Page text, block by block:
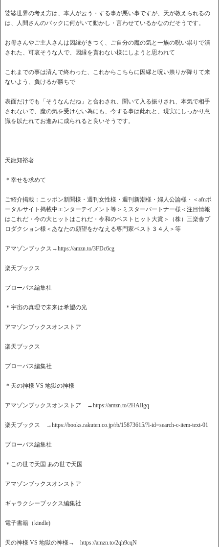
娑婆世界の考え方は、本人が云う・する事が悪い事ですが、天が教えられるの
は、人間さんのバックに何がいて動かし・言わせているかなのだそうです。
お母さんやご主人さんは因縁がきつく、ご自分の魔の気と一族の呪い祟りで潰
された、可哀そうな人で、因縁を貰わない様にしようと思われて
これまでの事は済んで終わった、これからこちらに因縁と呪い祟りが降りて来
ないよう、負けるが勝ちで
表面だけでも「そうなんだね」と合わされ、聞いて入る振りされ、本気で相手
されないで、魔の気を受けない為にも、今する事は此れと、現実にしっかり意
識を以たれてお進みに成られると良いそうです。
天龍知裕著
＊幸せを求めて
ご紹介掲載：ニッポン新聞様・週刊女性様・週刊新潮様・婦人公論様・＜afnポ
ータルサイト掲載中エンターテイメント等＞ミスターパートナー様＜注目情報
はこれだ・今の大ヒットはこれだ・令和のベストヒット大賞＞（株）三楽舎プ
ロダクション様＜あなたの願望をかなえる専門家ベスト３４人＞等
アマゾンブックス→https://amzn.to/3FDc6cg
楽天ブックス
プローパス編集社
＊宇宙の真理で未来は希望の光
アマゾンブックスオンストア
楽天ブックス
プローパス編集社
＊天の神様 VS 地獄の神様
アマゾンブックスオンストア →https://amzn.to/2HAIlgq
楽天ブックス →https://books.rakuten.co.jp/rb/15873615/?l-id=search-c-item-text-01
プローパス編集社
＊この世で天国 あの世で天国
アマゾンブックスオンストア
ギャラクシーブックス編集社
電子書籍（kindle)
天の神様 VS 地獄の神様→ https://amzn.to/2qh9cqN